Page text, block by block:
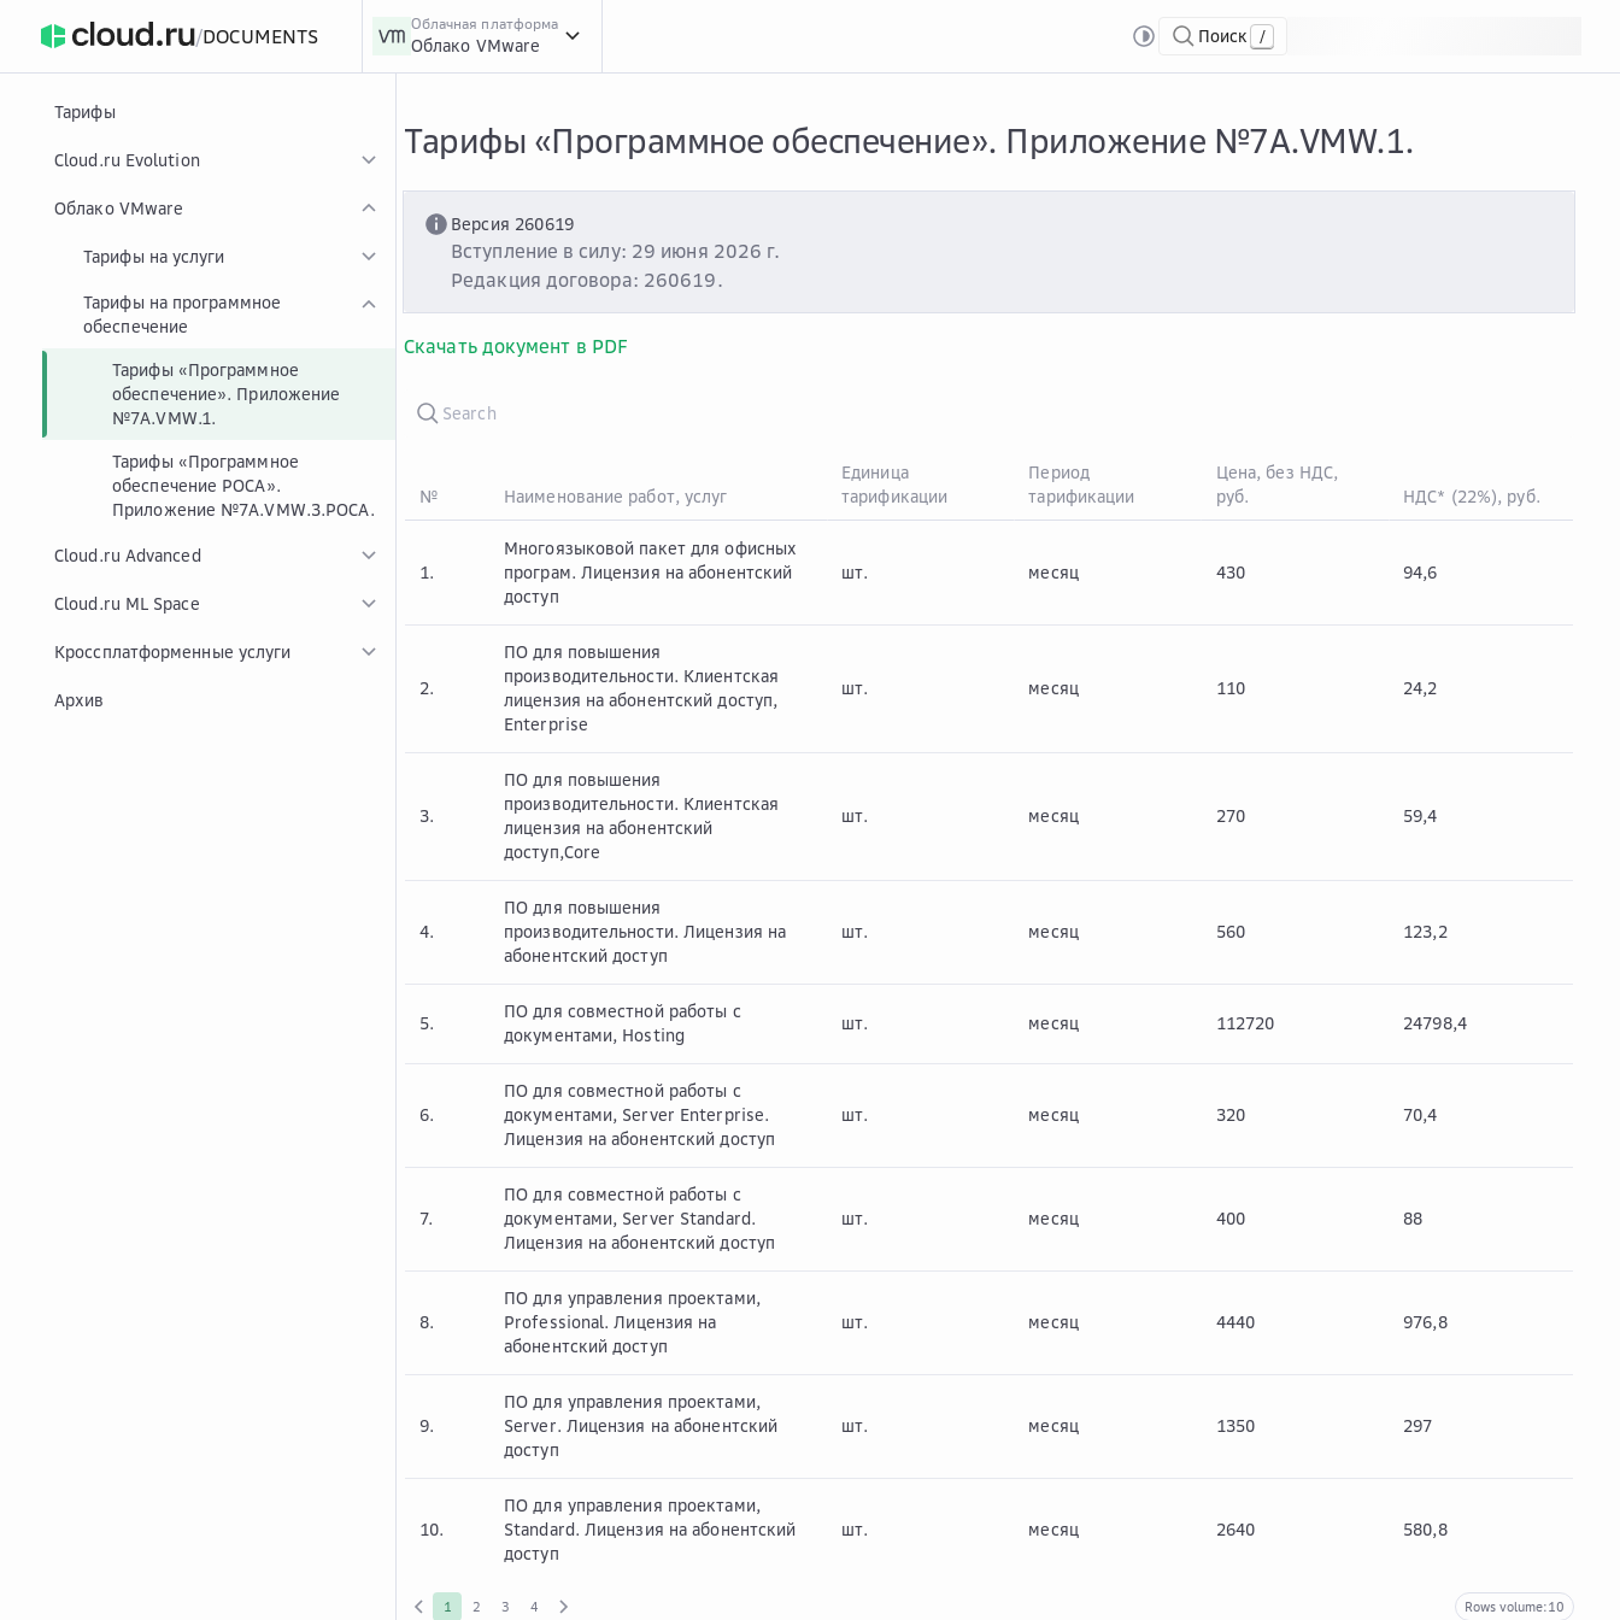
/DOCUMENTS
Облачная платформа
Облако VMware Поиск /
Тарифы
Cloud.ru Evolution
Облако VMware
Тарифы на услуги
Тарифы на программное
обеспечение
Тарифы «Программное
обеспечение». Приложение
№7A.VMW.1.
Тарифы «Программное
обеспечение РОСА».
Приложение №7A.VMW.3.РОСА.
Cloud.ru Advanced
Cloud.ru ML Space
Кроссплатформенные услуги
Архив
Тарифы «Программное обеспечение». Приложение №7A.VMW.1.
Версия 260619
Вступление в силу: 29 июня 2026 г.
Редакция договора: 260619.
Скачать документ в PDF
№ Наименование работ, услуг
Единица
тарификации
Период
тарификации
Цена, без НДС,
руб.
НДС* (22%), руб.
1.
Многоязыковой пакет для офисных
програм. Лицензия на абонентский
доступ
шт. месяц 430 94,6
2.
ПО для повышения
производительности. Клиентская
лицензия на абонентский доступ,
Enterprise
шт. месяц 110 24,2
3.
ПО для повышения
производительности. Клиентская
лицензия на абонентский
доступ,Core
шт. месяц 270 59,4
4.
ПО для повышения
производительности. Лицензия на
абонентский доступ
шт. месяц 560 123,2
5.
ПО для совместной работы c
документами, Hosting
шт. месяц 112720 24798,4
6.
ПО для совместной работы c
документами, Server Enterprise.
Лицензия на абонентский доступ
шт. месяц 320 70,4
7.
ПО для совместной работы c
документами, Server Standard.
Лицензия на абонентский доступ
шт. месяц 400 88
8.
ПО для управления проектами,
Professional. Лицензия на
абонентский доступ
шт. месяц 4440 976,8
9.
ПО для управления проектами,
Server. Лицензия на абонентский
доступ
шт. месяц 1350 297
10.
ПО для управления проектами,
Standard. Лицензия на абонентский
доступ
шт. месяц 2640 580,8
1 2 3 4 Rows volume:10